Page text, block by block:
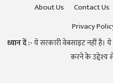
About Us Contact Us
Privacy
ध्यान दें :-ये सरकारी वेबसाइट नहीं है।
करने के उद्देश्य